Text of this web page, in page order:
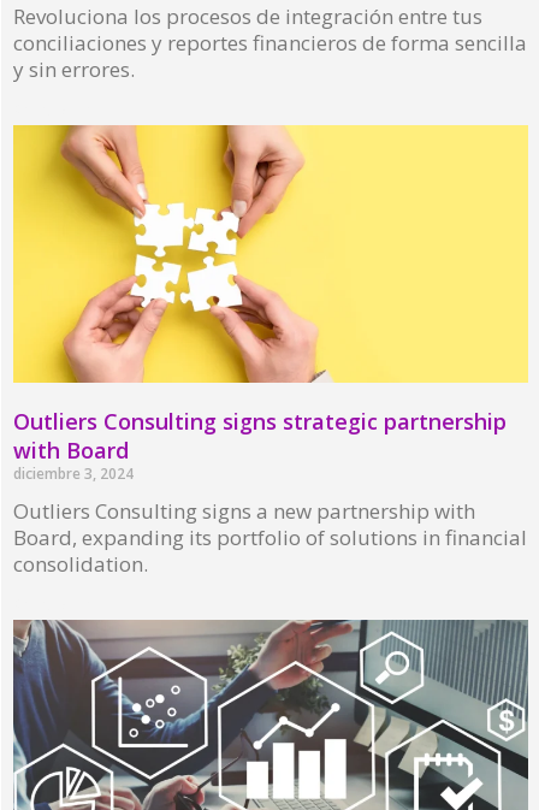
Revoluciona los procesos de integración entre tus
conciliaciones y reportes financieros de forma sencilla
y sin errores.
Outliers Consulting signs strategic partnership
with Board
diciembre 3, 2024
Outliers Consulting signs a new partnership with
Board, expanding its portfolio of solutions in financial
consolidation.